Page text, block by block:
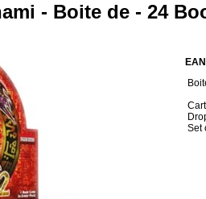
- Boite de - 24
Set